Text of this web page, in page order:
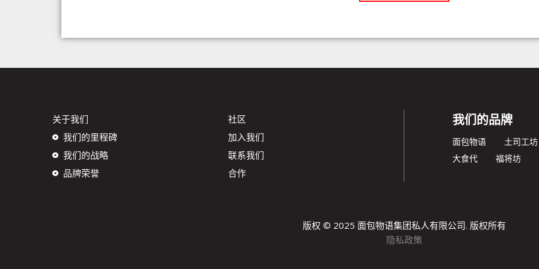
关于我们
我们的里程碑
我们的战略
品牌荣誉
社区
加入我们
联系我们
合作
我们的品牌
面包物语 土司工坊
大食代
福将坊
版权 © 2025 面包物语集团私人有限公司. 版权所有
隐私政策